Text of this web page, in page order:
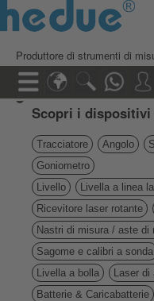
Produttore di strumenti di
Scopri i dispositivi
Tracciatore Angolo
Goniometro
Livello
Livella a linea
Ricevitore laser rotante
Nastri di misura / aste di
Sagome e calibri a sonda
Livella a bolla
Laser di
Batterie & Caricabatterie